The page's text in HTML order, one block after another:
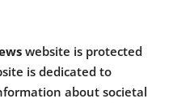
website is protected
is dedicated to
about societal